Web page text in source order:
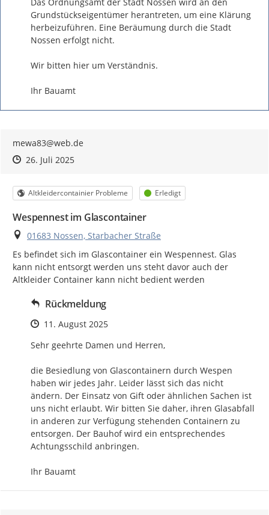
Grundstückseigentümer herantreten, um eine Klärung
herbeizuführen. Eine Beräumung durch die Stadt
Nossen erfolgt nicht.
Wir bitten hier um Verständnis.
Ihr Bauamt
mewa83@web.de
Zeitpunkt des Erstellens
Zeitpunkt des Erstellens
26. Juli 2025Zur Äußerung
Kategorie
Altkleidercontainier Probleme Status
Erledigt
Wespennest im Glascontainer
Ort
01683 Nossen, Starbacher Straße
Es befindet sich im Glascontainer ein Wespennest. Glas
kann nicht entsorgt werden uns steht davor auch der
Altkleider Container kann nicht bedient werden
Rückmeldung
Zeitpunkt des Erstellens
11. August 2025
Sehr geehrte Damen und Herren,
die Besiedlung von Glascontainern durch Wespen
haben wir jedes Jahr. Leider lässt sich das nicht
ändern. Der Einsatz von Gift oder ähnlichen Sachen ist
uns nicht erlaubt. Wir bitten Sie daher, ihren Glasabfall
in anderen zur Verfügung stehenden Containern zu
entsorgen. Der Bauhof wird ein entsprechendes
Achtungsschild anbringen.
Ihr Bauamt